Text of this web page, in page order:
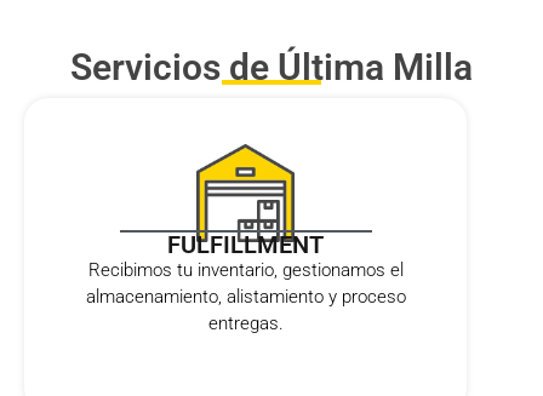
Servicios de Última Milla
FULFILLMENT
Recibimos tu inventario, gestionamos el
almacenamiento, alistamiento y proceso
entregas.